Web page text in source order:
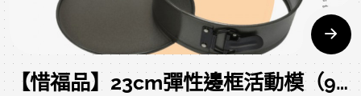
【惜福品】23cm彈性邊框活動模（9吋） SPRINGFORM PAN 24*7 CM